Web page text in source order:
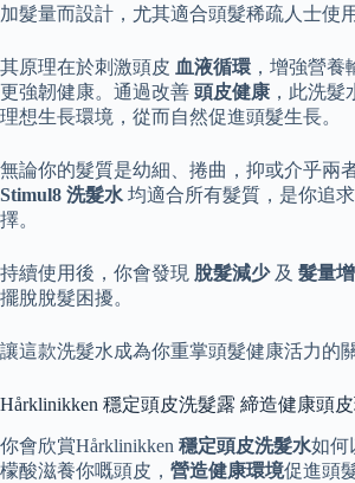
加髮量而設計，尤其適合頭髮稀疏人士使用
其原理在於刺激頭皮 血液循環 ，增強營
更強韌健康。通過改善 頭皮健康 ，此洗
理想生長環境，從而自然促進頭髮生長。
無論你的髮質是幼細、捲曲，抑或介乎兩
Stimul8 洗髮水 均適合所有髮質，是你追
擇。
持續使用後，你會發現 脫髮減少及 髮量
擺脫脫髮困擾。
讓這款洗髮水成為你重掌頭髮健康活力的
Hårklinikken 穩定頭皮洗髮露 締造健康頭
你會欣賞Hårklinikken 穩定頭皮洗髮水如何
檬酸滋養你嘅頭皮， 營造健康環境促進頭